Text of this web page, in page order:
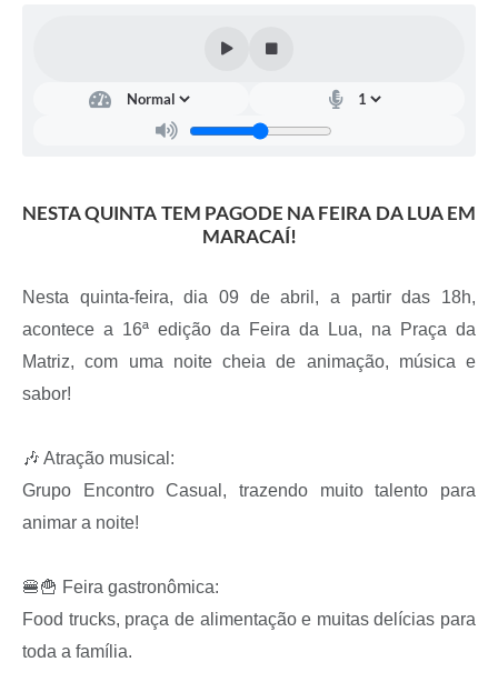
NESTA QUINTA TEM PAGODE NA FEIRA DA LUA EM
MARACAÍ!
Nesta quinta-feira, dia 09 de abril, a partir das 18h,
acontece a 16ª edição da Feira da Lua, na Praça da
Matriz, com uma noite cheia de animação, música e
sabor!
🎶 Atração musical:
Grupo Encontro Casual, trazendo muito talento para
animar a noite!
🍔🍟 Feira gastronômica:
Food trucks, praça de alimentação e muitas delícias para
toda a família.